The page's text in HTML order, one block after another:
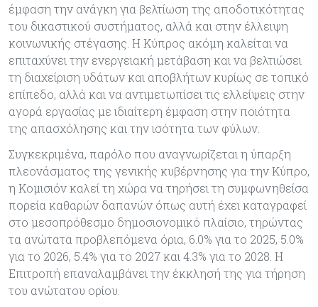
έμφαση την ανάγκη για βελτίωση της αποδοτικότητας
του δικαστικού συστήματος, αλλά και στην έλλειψη
κοινωνικής στέγασης. Η Κύπρος ακόμη καλείται να
επιταχύνει την ενεργειακή μετάβαση και να βελτιώσει
τη διαχείριση υδάτων και αποβλήτων κυρίως σε τοπικό
επίπεδο, αλλά και να αντιμετωπίσει τις ελλείψεις στην
αγορά εργασίας με ιδιαίτερη έμφαση στην ποιότητα
της απασχόλησης και την ισότητα των φύλων.
Συγκεκριμένα, παρόλο που αναγνωρίζεται η ύπαρξη
πλεονάσματος της γενικής κυβέρνησης για την Κύπρο,
η Κομισιόν καλεί τη χώρα να τηρήσει τη συμφωνηθείσα
πορεία καθαρών δαπανών όπως αυτή έχει καταγραφεί
στο μεσοπρόθεσμο δημοσιονομικό πλαίσιο, τηρώντας
τα ανώτατα προβλεπόμενα όρια, 6.0% για το 2025, 5.0%
για το 2026, 5.4% για το 2027 και 4.3% για το 2028. Η
Επιτροπή επαναλαμβάνει την έκκλησή της για τήρηση
του ανώτατου ορίου.